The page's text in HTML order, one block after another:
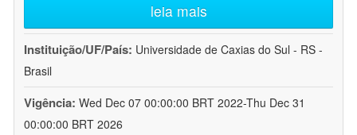
leia mais
Instituição/UF/País: Universidade de Caxias do Sul - RS -
Brasil
Vigência: Wed Dec 07 00:00:00 BRT 2022-Thu Dec 31
00:00:00 BRT 2026